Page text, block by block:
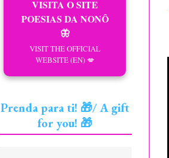
VISITA O SITE
POESIAS DA NONÔ
🦋
VISIT THE OFFICIAL
WEBSITE (EN) 💋
Prenda para ti! 🎁/ A gift
for you! 🎁